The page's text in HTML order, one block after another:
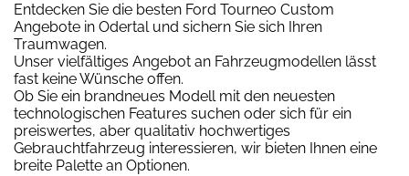
Entdecken Sie die besten Ford Tourneo Custom
Angebote in Odertal und sichern Sie sich Ihren
Traumwagen.
Unser vielfältiges Angebot an Fahrzeugmodellen lässt
fast keine Wünsche offen.
Ob Sie ein brandneues Modell mit den neuesten
technologischen Features suchen oder sich für ein
preiswertes, aber qualitativ hochwertiges
Gebrauchtfahrzeug interessieren, wir bieten Ihnen eine
breite Palette an Optionen.